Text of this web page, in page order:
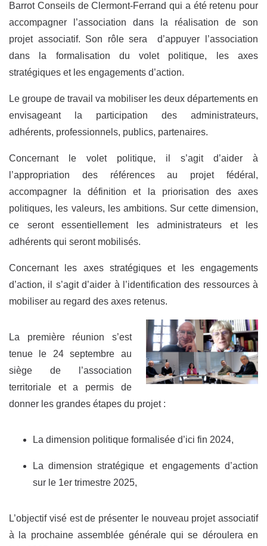
Barrot Conseils de Clermont-Ferrand qui a été retenu pour
accompagner l’association dans la réalisation de son
projet associatif. Son rôle sera d’appuyer l’association
dans la formalisation du volet politique, les axes
stratégiques et les engagements d’action.
Le groupe de travail va mobiliser les deux départements en
envisageant la participation des administrateurs,
adhérents, professionnels, publics, partenaires.
Concernant le volet politique, il s’agit d’aider à
l’appropriation des références au projet fédéral,
accompagner la définition et la priorisation des axes
politiques, les valeurs, les ambitions. Sur cette dimension,
ce seront essentiellement les administrateurs et les
adhérents qui seront mobilisés.
Concernant les axes stratégiques et les engagements
d’action, il s’agit d’aider à l’identification des ressources à
mobiliser au regard des axes retenus.
La première réunion s’est
tenue le 24 septembre au
siège de l’association
territoriale et a permis de
donner les grandes étapes du projet :
La dimension politique formalisée d’ici fin 2024,
La dimension stratégique et engagements d’action
sur le 1er trimestre 2025,
L’objectif visé est de présenter le nouveau projet associatif
à la prochaine assemblée générale qui se déroulera en